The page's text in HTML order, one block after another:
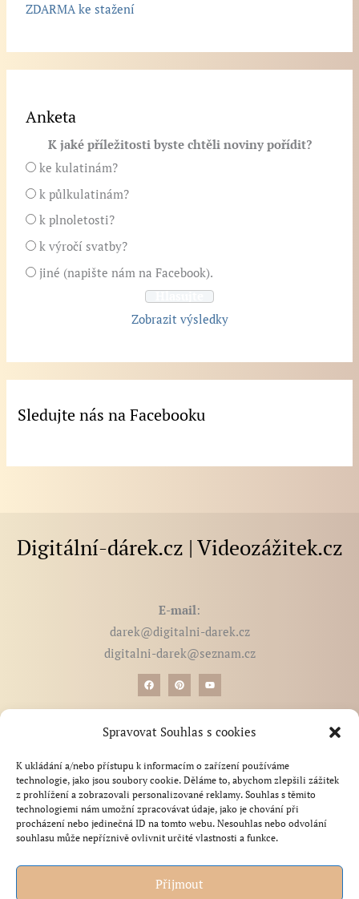
Spravovat Souhlas s cookies
K ukládání a/nebo přístupu k informacím o zařízení používáme
technologie, jako jsou soubory cookie. Děláme to, abychom zlepšili zážitek
z prohlížení a zobrazovali personalizované reklamy. Souhlas s těmito
technologiemi nám umožní zpracovávat údaje, jako je chování při
procházení nebo jedinečná ID na tomto webu. Nesouhlas nebo odvolání
souhlasu může nepříznivě ovlivnit určité vlastnosti a funkce.
Přijmout
ZDARMA ke stažení
Anketa
K jaké příležitosti byste chtěli noviny pořídit?
ke kulatinám?
k půlkulatinám?
k plnoletosti?
k výročí svatby?
jiné (napište nám na Facebook).
Zobrazit výsledky
Sledujte nás na Facebooku
Digitální-dárek.cz | Videozážitek.cz
E-mail:
darek@digitalni-darek.cz
digitalni-darek@seznam.cz
Otázky a odpovědi
Reference
Obchodní podmínky
Zásady zpracování a ochrana osobních údajů
Odstoupení od smlouvy
Zásady cookies (EU)
Kontakt
produktů na míru a
zaslány obratem
narozeninové noviny